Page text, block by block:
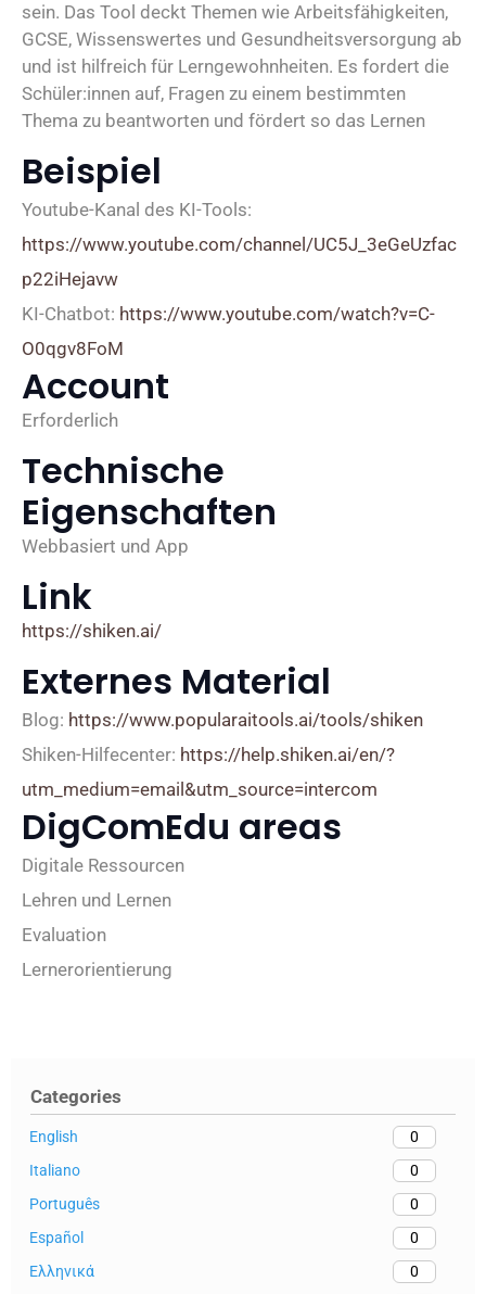
Categories
English
0
Italiano
0
Português
0
Español
0
Ελληνικά
0
sein. Das Tool deckt Themen wie Arbeitsfähigkeiten,
GCSE, Wissenswertes und Gesundheitsversorgung ab
und ist hilfreich für Lerngewohnheiten. Es fordert die
Schüler:innen auf, Fragen zu einem bestimmten
Thema zu beantworten und fördert so das Lernen
Beispiel
Youtube-Kanal des KI-Tools:
https://www.youtube.com/channel/UC5J_3eGeUzfac
p22iHejavw
KI-Chatbot: https://www.youtube.com/watch?v=C-
O0qgv8FoM
Account
Erforderlich
Technische
Eigenschaften
Webbasiert und App
Link
https://shiken.ai/
Externes Material
Blog: https://www.popularaitools.ai/tools/shiken
Shiken-Hilfecenter: https://help.shiken.ai/en/?
utm_medium=email&utm_source=intercom
DigComEdu areas
Digitale Ressourcen
Lehren und Lernen
Evaluation
Lernerorientierung